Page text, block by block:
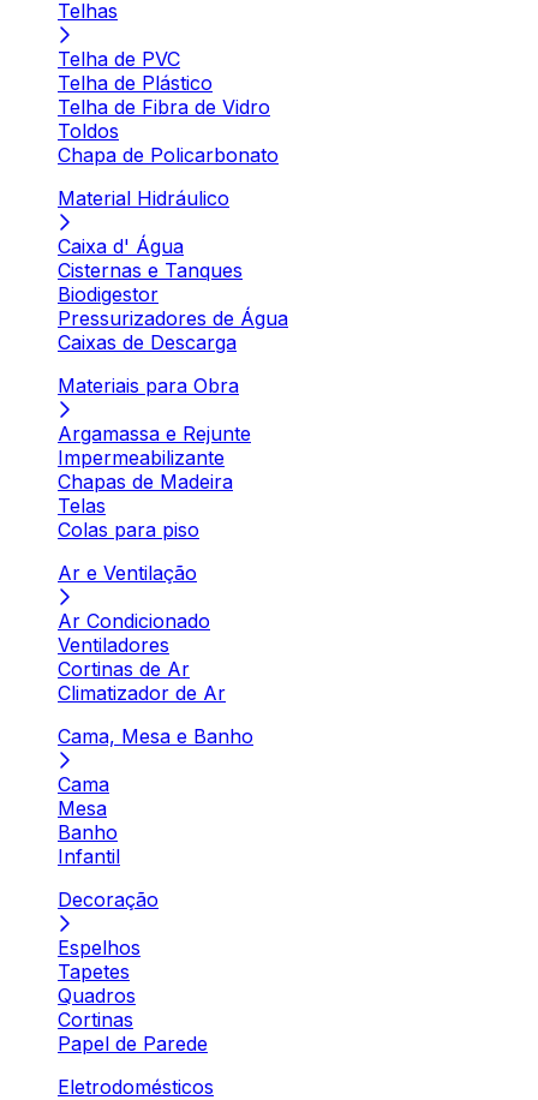
Telhas
Telha de PVC
Telha de Plástico
Telha de Fibra de Vidro
Toldos
Chapa de Policarbonato
Material Hidráulico
Caixa d' Água
Cisternas e Tanques
Biodigestor
Pressurizadores de Água
Caixas de Descarga
Materiais para Obra
Argamassa e Rejunte
Impermeabilizante
Chapas de Madeira
Telas
Colas para piso
Ar e Ventilação
Ar Condicionado
Ventiladores
Cortinas de Ar
Climatizador de Ar
Cama, Mesa e Banho
Cama
Mesa
Banho
Infantil
Decoração
Espelhos
Tapetes
Quadros
Cortinas
Papel de Parede
Eletrodomésticos